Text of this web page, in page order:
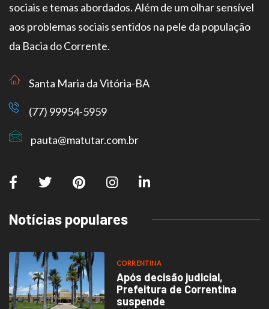
sociais e temas abordados. Além de um olhar sensível
aos problemas sociais sentidos na pele da população
da Bacia do Corrente.
Santa Maria da Vitória-BA
(77) 99954-5959
pauta@matutar.com.br
Notícias populares
CORRENTINA
Após decisão judicial,
Prefeitura de Correntina
suspende